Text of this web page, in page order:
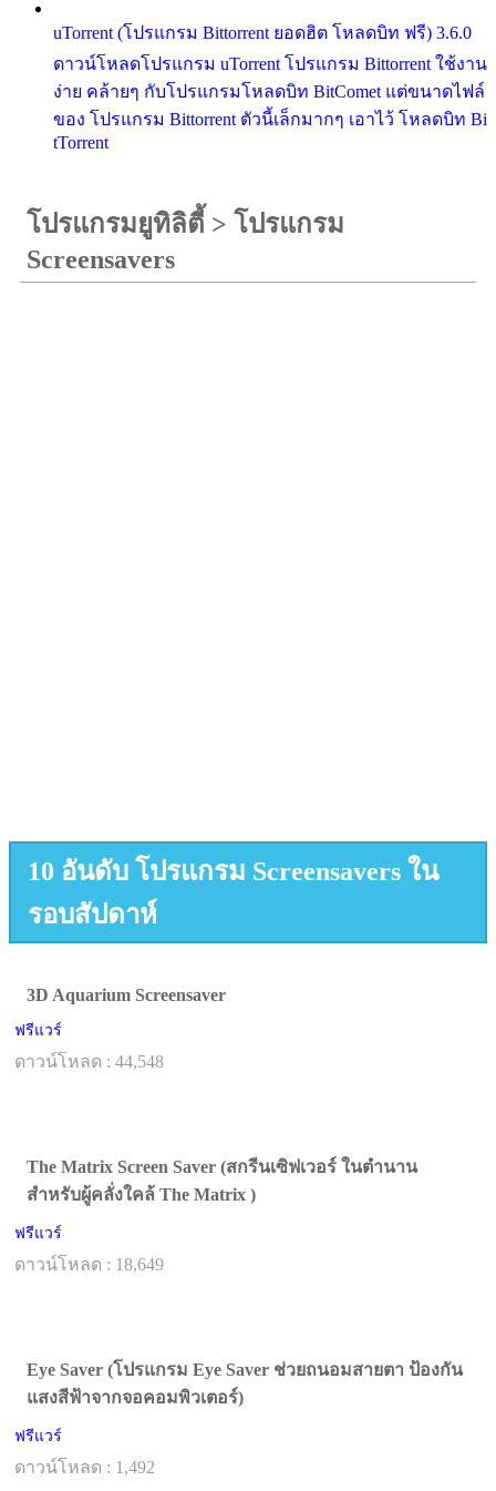
uTorrent (โปรแกรม Bittorrent ยอดฮิต โหลดบิท ฟรี) 3.6.0
ดาวน์โหลดโปรแกรม uTorrent โปรแกรม Bittorrent ใช้งาน
ง่าย คล้ายๆ กับโปรแกรมโหลดบิท BitComet แต่ขนาดไฟล์
ของ โปรแกรม Bittorrent ตัวนี้เล็กมากๆ เอาไว้ โหลดบิท Bi
tTorrent
โปรแกรมยูทิลิตี้ > โปรแกรม
Screensavers
10 อันดับ โปรแกรม Screensavers ใน
รอบสัปดาห์
3D Aquarium Screensaver
ฟรีแวร์
ดาวน์โหลด : 44,548
The Matrix Screen Saver (สกรีนเซิฟเวอร์ ในตำนาน
สำหรับผู้คลั่งใคล้ The Matrix )
ฟรีแวร์
ดาวน์โหลด : 18,649
Eye Saver (โปรแกรม Eye Saver ช่วยถนอมสายตา ป้องกัน
แสงสีฟ้าจากจอคอมพิวเตอร์)
ฟรีแวร์
ดาวน์โหลด : 1,492